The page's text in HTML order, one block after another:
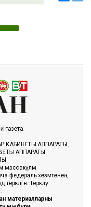
газета.
КАБИНЕТЫ АППАРАТЫ,
АППАРАТЫ.
массакүләм
федераль хезмәтенең
Теркәлү
материалларны